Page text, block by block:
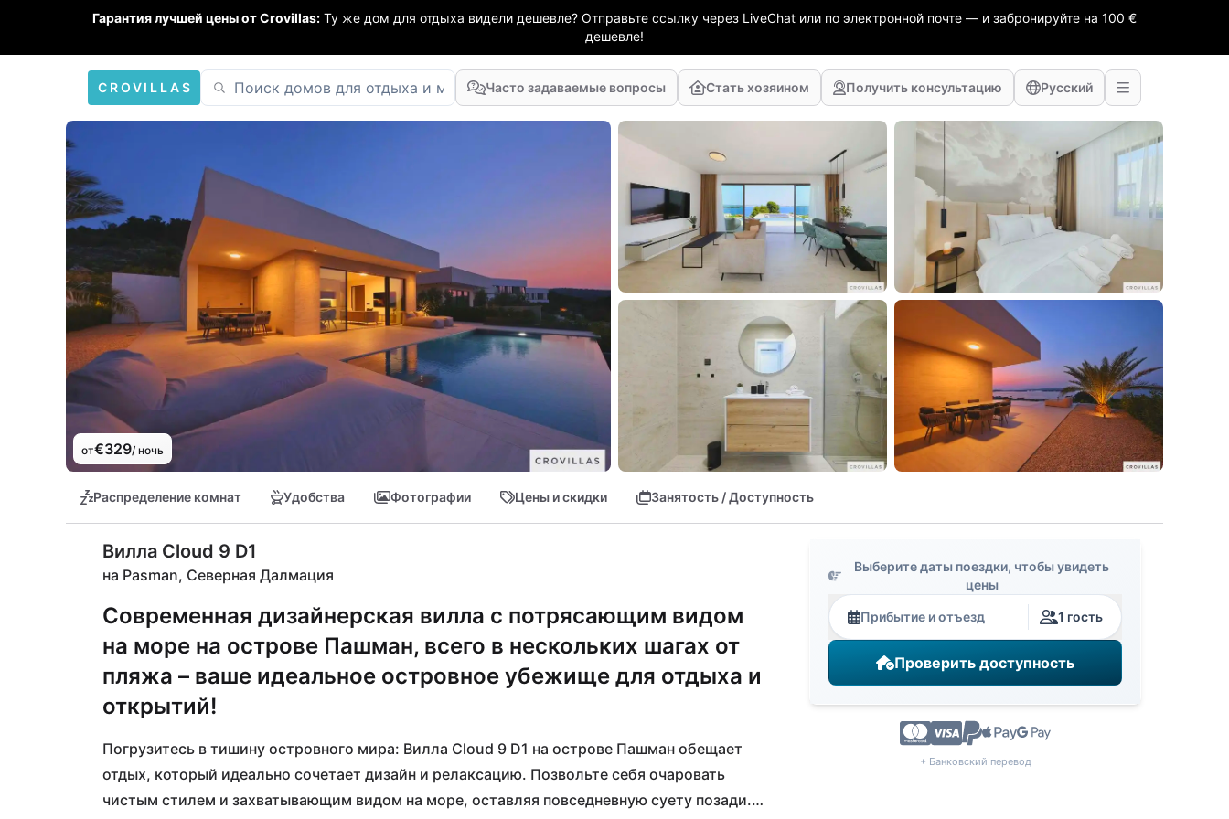
Гарантия лучшей цены от Crovillas: Ту же дом для отдыха видели дешевле? Отправьте ссылку через LiveChat или по электронной почте — и забронируйте на 100 €
дешевле!
CROVILLAS Часто задаваемые вопросы Стать хозяином Получить консультацию Русский
от€329/ ночь
Распределение комнат Удобства Фотографии Цены и скидки Занятость / Доступность
Вилла Cloud 9 D1
на Pasman, Северная Далмация
Современная дизайнерская вилла с потрясающим видом
на море на острове Пашман, всего в нескольких шагах от
пляжа – ваше идеальное островное убежище для отдыха и
открытий!
Погрузитесь в тишину островного мира: Вилла Cloud 9 D1 на острове Пашман обещает
отдых, который идеально сочетает дизайн и релаксацию. Позвольте себя очаровать
чистым стилем и захватывающим видом на море, оставляя повседневную суету позади.
Выберите даты поездки, чтобы увидеть
цены
Прибытие и отъезд 1 гость
Проверить доступность
+ Банковский перевод